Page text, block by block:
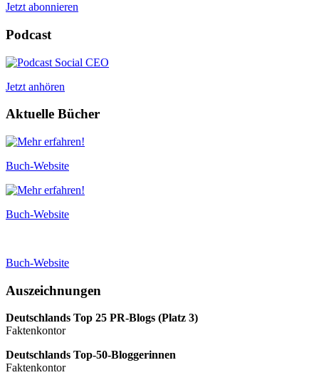
Jetzt abonnieren
Podcast
Jetzt anhören
Aktuelle Bücher
Buch-Website
Buch-Website
Buch-Website
Auszeichnungen
Deutschlands Top 25 PR-Blogs (Platz 3)
Faktenkontor
Deutschlands Top-50-Bloggerinnen
Faktenkontor